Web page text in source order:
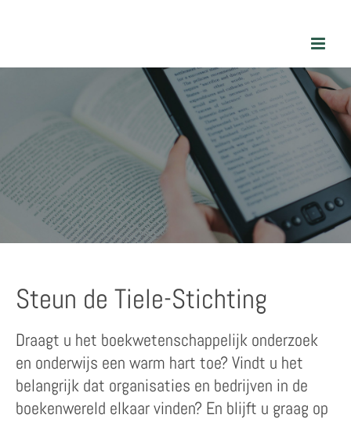
Steun de Tiele-Stichting
Draagt u het boekwetenschappelijk onderzoek
en onderwijs een warm hart toe? Vindt u het
belangrijk dat organisaties en bedrijven in de
boekenwereld elkaar vinden? En blijft u graag op